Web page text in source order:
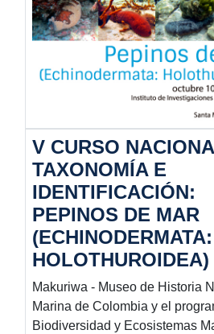
V CURSO
TAXONOMÍA E
IDENTIFICACIÓN:
PEPINOS DE MAR
(ECHINODERMATA:
HOLOTHUROIDEA)
Makuriwa - Museo de Historia
Marina de Colombia y el
Biodiversidad y Ecosistemas